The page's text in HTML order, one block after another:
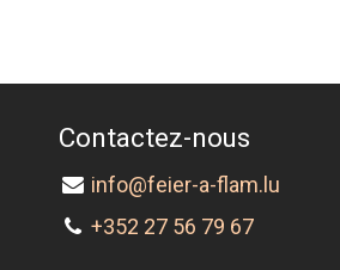
Contactez-nous
info@feier-a-flam.lu
+352 27 56 79 67